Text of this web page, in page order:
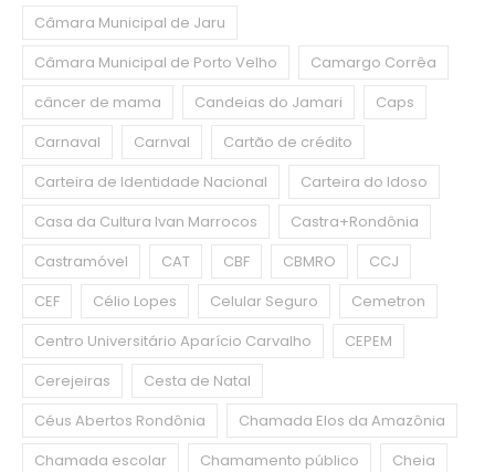
Câmara Municipal de Jaru
Câmara Municipal de Porto Velho
Camargo Corrêa
câncer de mama
Candeias do Jamari
Caps
Carnaval
Carnval
Cartão de crédito
Carteira de Identidade Nacional
Carteira do Idoso
Casa da Cultura Ivan Marrocos
Castra+Rondônia
Castramóvel
CAT CBF CBMRO
CCJ
CEF
Célio Lopes Celular Seguro
Cemetron
Centro Universitário Aparício Carvalho
CEPEM
Cerejeiras
Cesta de Natal
Céus Abertos Rondônia
Chamada Elos da Amazônia
Chamada escolar
Chamamento público
Cheia